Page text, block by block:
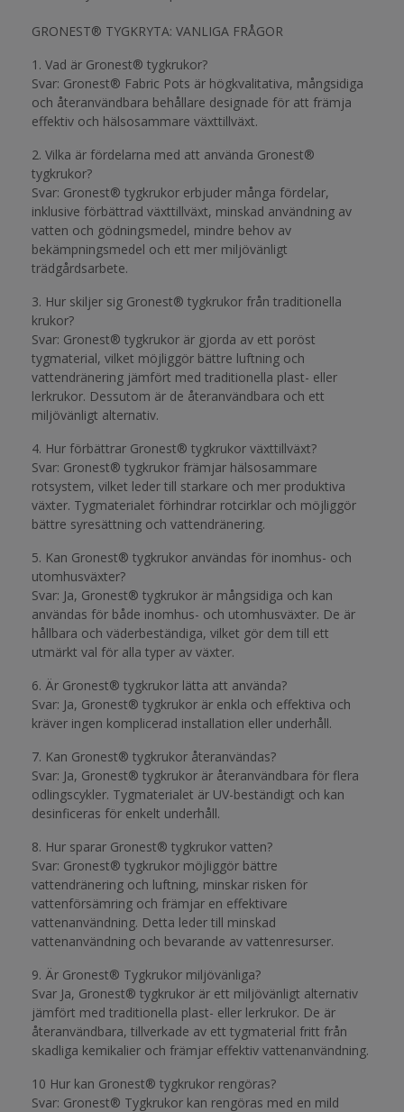
GRONEST® TYGKRYTA: VANLIGA FRÅGOR
1. Vad är Gronest® tygkrukor?
Svar: Gronest® Fabric Pots är högkvalitativa, mångsidiga
och återanvändbara behållare designade för att främja
effektiv och hälsosammare växttillväxt.
2. Vilka är fördelarna med att använda Gronest®
tygkrukor?
Svar: Gronest® tygkrukor erbjuder många fördelar,
inklusive förbättrad växttillväxt, minskad användning av
vatten och gödningsmedel, mindre behov av
bekämpningsmedel och ett mer miljövänligt
trädgårdsarbete.
3. Hur skiljer sig Gronest® tygkrukor från traditionella
krukor?
Svar: Gronest® tygkrukor är gjorda av ett poröst
tygmaterial, vilket möjliggör bättre luftning och
vattendränering jämfört med traditionella plast- eller
lerkrukor. Dessutom är de återanvändbara och ett
miljövänligt alternativ.
4. Hur förbättrar Gronest® tygkrukor växttillväxt?
Svar: Gronest® tygkrukor främjar hälsosammare
rotsystem, vilket leder till starkare och mer produktiva
växter. Tygmaterialet förhindrar rotcirklar och möjliggör
bättre syresättning och vattendränering.
5. Kan Gronest® tygkrukor användas för inomhus- och
utomhusväxter?
Svar: Ja, Gronest® tygkrukor är mångsidiga och kan
användas för både inomhus- och utomhusväxter. De är
hållbara och väderbeständiga, vilket gör dem till ett
utmärkt val för alla typer av växter.
6. Är Gronest® tygkrukor lätta att använda?
Svar: Ja, Gronest® tygkrukor är enkla och effektiva och
kräver ingen komplicerad installation eller underhåll.
7. Kan Gronest® tygkrukor återanvändas?
Svar: Ja, Gronest® tygkrukor är återanvändbara för flera
odlingscykler. Tygmaterialet är UV-beständigt och kan
desinficeras för enkelt underhåll.
8. Hur sparar Gronest® tygkrukor vatten?
Svar: Gronest® tygkrukor möjliggör bättre
vattendränering och luftning, minskar risken för
vattenförsämring och främjar en effektivare
vattenanvändning. Detta leder till minskad
vattenanvändning och bevarande av vattenresurser.
9. Är Gronest® Tygkrukor miljövänliga?
Svar Ja, Gronest® tygkrukor är ett miljövänligt alternativ
jämfört med traditionella plast- eller lerkrukor. De är
återanvändbara, tillverkade av ett tygmaterial fritt från
skadliga kemikalier och främjar effektiv vattenanvändning.
10 Hur kan Gronest® tygkrukor rengöras?
Svar: Gronest® Tygkrukor kan rengöras med en mild